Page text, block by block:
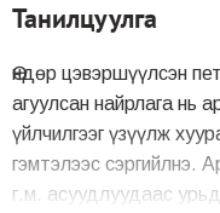
Танилцуулга
Өндөр цэвэршүүлсэн
агуулсан найрлага нь
үйлчилгээг үзүүлж
гэмтэлээс сэргийлнэ.
г.м. асуудлуудаас